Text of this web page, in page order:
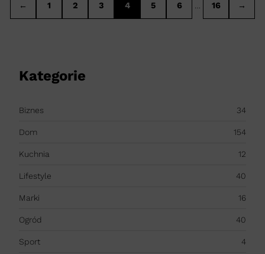
← 1 2 3 4 5 6 16 →
Kategorie
Biznes 34
Dom 154
Kuchnia 12
Lifestyle 40
Marki 16
Ogród 40
Sport 4